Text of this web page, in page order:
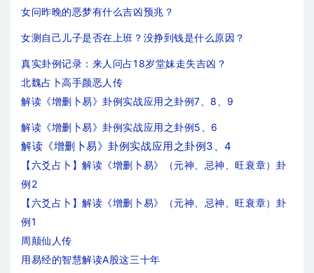
女问昨晚的恶梦有什么吉凶预兆？
女测自己儿子是否在上班？没挣到钱是什么原因？
真实卦例记录：来人问占18岁堂妹走失吉凶？
北魏占卜高手颜恶人传
解读《增删卜易》卦例实战应用之卦例7、8、9
解读《增删卜易》卦例实战应用之卦例5、6
解读《增删卜易》卦例实战应用之卦例3、4
【六爻占卜】解读《增删卜易》（元神、忌神、旺衰章）卦
例2
【六爻占卜】解读《增删卜易》（元神、忌神、旺衰章）卦
例1
周颠仙人传
用易经的智慧解读A股这三十年